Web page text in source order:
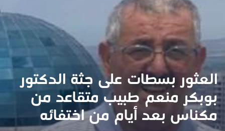
العثور بسطات على جثة الدكتور
بوبكر منعم طبيب متقاعد من
مكناس بعد أيام من اختفائه